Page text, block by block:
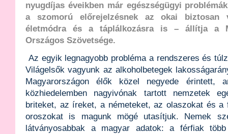
nyugdíjas éveikben már egészségügyi
a szomorú előrejelzésnek az okai biztosan
életmódra és a táplálkozásra is – állítja a
Országos Szövetsége.
Az egyik legnagyobb probléma a rendszeres és
Világelsők vagyunk az alkoholbetegek
Magyarországon élők közel negyede érintett,
közhiedelemben nagyivónak tartott nemzetek
briteket, az íreket, a németeket, az olaszokat és a
oroszokat is magunk mögé utasítjuk. Nemek
látványosabbak a magyar adatok: a férfiak